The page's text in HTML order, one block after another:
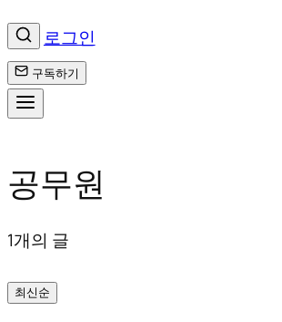
로그인
구독하기
텐
츠
로
로
공무원
1개의 글
최신순